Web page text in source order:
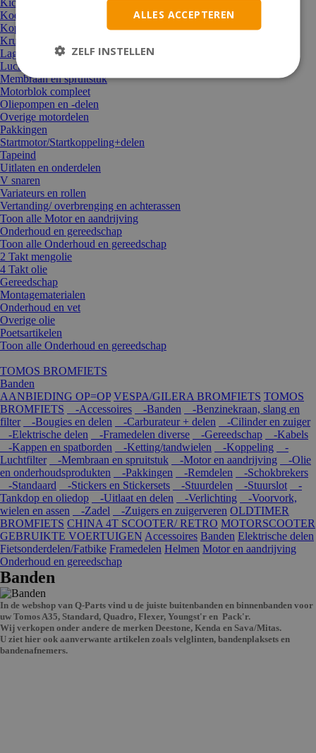
Kickstarters en onderdelen
Koeling/thermostaat/waterpomp
Koppelingen en delen
Krukassen + moeren
Lagers en keerringen
Luchtfilters
Membraan en spruitstuk
Motorblok compleet
Oliepompen en -delen
Overige motordelen
Pakkingen
Startmotor/Startkoppeling+delen
Tapeind
Uitlaten en onderdelen
V snaren
Variateurs en rollen
Vertanding/ overbrenging en achterassen
Toon alle Motor en aandrijving
Onderhoud en gereedschap
Toon alle Onderhoud en gereedschap
2 Takt mengolie
4 Takt olie
Gereedschap
Montagematerialen
Onderhoud en vet
Overige olie
Poetsartikelen
Toon alle Onderhoud en gereedschap
TOMOS BROMFIETS
Banden
AANBIEDING OP=OP VESPA/GILERA BROMFIETS TOMOS
BROMFIETS
-Accessoires -Banden
-Benzinekraan, slang en
filter
-Bougies en delen -Carburateur + delen
-Cilinder en zuiger
-Elektrische delen
-Framedelen diverse -Gereedschap
-Kabels
-Kappen en spatborden
-Ketting/tandwielen -Koppeling
-
Luchtfilter
-Membraan en spruitstuk -Motor en aandrijving
-Olie
en onderhoudsprodukten
-Pakkingen -Remdelen
-Schokbrekers
-Standaard
-Stickers en Stickersets -Stuurdelen -Stuurslot
-
Tankdop en oliedop
-Uitlaat en delen -Verlichting
-Voorvork,
wielen en assen
-Zadel -Zuigers en zuigerveren OLDTIMER
BROMFIETS CHINA 4T SCOOTER/ RETRO MOTORSCOOTER
GEBRUIKTE VOERTUIGEN Accessoires Banden Elektrische delen
Fietsonderdelen/Fatbike Framedelen Helmen Motor en aandrijving
Onderhoud en gereedschap
Banden
In de webshop van Q-Parts vind u de juiste buitenbanden en binnenbanden voor
uw Tomos A35, Standard, Quadro, Flexer, Youngst'r en Pack'r.
Wij verkopen onder andere de merken Deestone, Kenda en Sava/Mitas.
U ziet hier ook aanverwante artikelen zoals velglinten, bandenplaksets en
bandenafnemers.
ALLES ACCEPTEREN
ZELF INSTELLEN